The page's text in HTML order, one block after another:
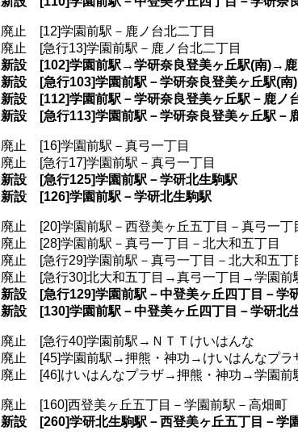
廃止 [12]学園前駅－鹿ノ台北二丁目
廃止 [急行13]学園前駅－鹿ノ台北二丁目
新設 [102]学園前駅→学研奈良登美ヶ丘駅(南)→鹿
新設 [急行103]学園前駅－学研奈良登美ヶ丘駅(南)
新設 [112]学園前駅－学研奈良登美ヶ丘駅－鹿ノ
新設 [急行113]学園前駅－学研奈良登美ヶ丘駅－
廃止 [16]学園前駅－真弓一丁目
廃止 [急行17]学園前駅－真弓一丁目
新設 [急行125]学園前駅－学研北生駒駅
新設 [126]学園前駅－学研北生駒駅
廃止 [20]学園前駅－西登美ヶ丘五丁目－真弓一丁
廃止 [28]学園前駅－真弓一丁目－北大和五丁目
廃止 [急行29]学園前駅－真弓一丁目－北大和五丁
廃止 [急行30]北大和五丁目→真弓一丁目→学園前
新設 [急行129]学園前駅－中登美ヶ丘四丁目－学
新設 [130]学園前駅－中登美ヶ丘四丁目－学研北
廃止 [急行40]学園前駅→ＮＴＴけいはんな
廃止 [45]学園前駅→押熊・神功→けいはんなプラ
廃止 [46]けいはんなプラザ→押熊・神功→学園前
廃止 [160]西登美ヶ丘五丁目－学園前駅－高畑町
新設 [260]学研北生駒駅－西登美ヶ丘五丁目－学